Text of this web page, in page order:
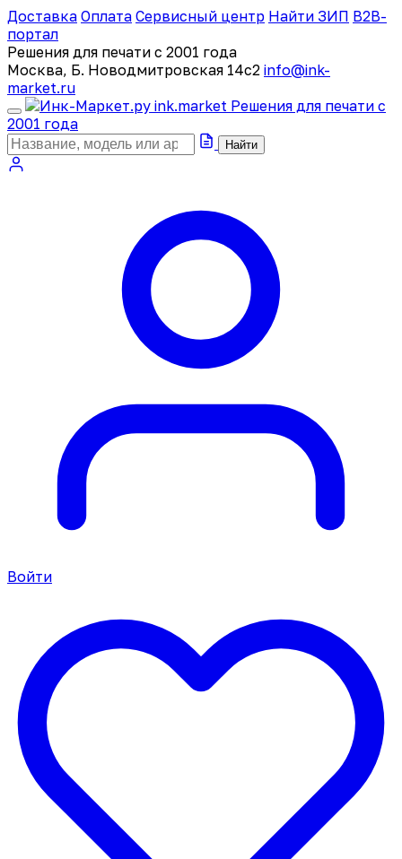
Доставка Оплата Сервисный центр Найти ЗИП B2B-
портал
Решения для печати с 2001 года
Москва, Б. Новодмитровская 14с2 info@ink-
market.ru
ink.market Решения для печати с
2001 года
Найти
Войти